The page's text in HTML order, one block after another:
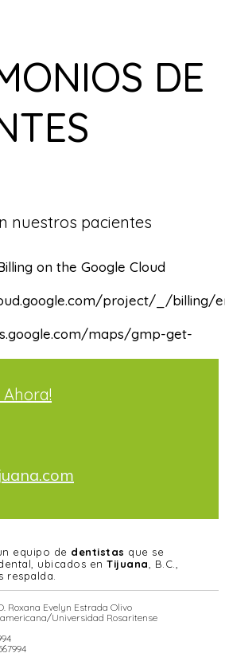
DE
nuestros pacientes
on the Google Cloud
project/_/billing/
maps/gmp-get-
Ahora!
equipo de dentistas que se
ubicados en Tijuana , B.C.,
respalda.
Roxana Evelyn Estrada Olivo
Universidad Rosaritense